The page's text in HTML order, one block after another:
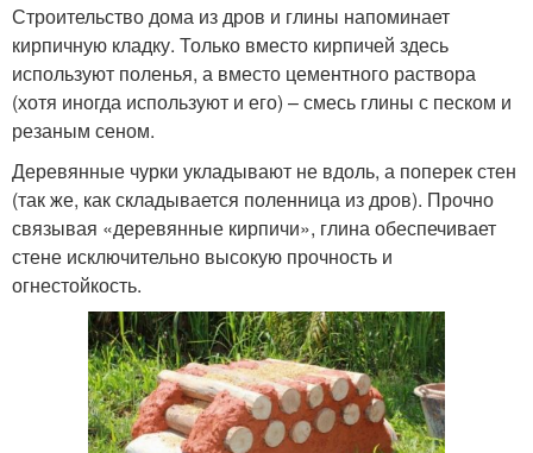
Строительство дома из дров и глины напоминает
кирпичную кладку. Только вместо кирпичей здесь
используют поленья, а вместо цементного раствора
(хотя иногда используют и его) – смесь глины с песком и
резаным сеном.
Деревянные чурки укладывают не вдоль, а поперек стен
(так же, как складывается поленница из дров). Прочно
связывая «деревянные кирпичи», глина обеспечивает
стене исключительно высокую прочность и
огнестойкость.